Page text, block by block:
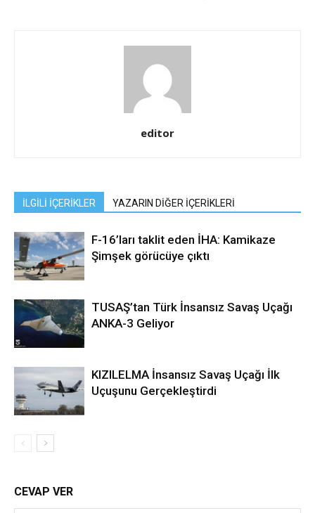
editor
İLGİLİ İÇERİKLER YAZARIN DİĞER İÇERİKLERİ
F-16’ları taklit eden İHA: Kamikaze
Şimşek görücüye çıktı
TUSAŞ’tan Türk İnsansız Savaş Uçağı
ANKA-3 Geliyor
KIZILELMA İnsansız Savaş Uçağı İlk
Uçuşunu Gerçekleştirdi
CEVAP VER